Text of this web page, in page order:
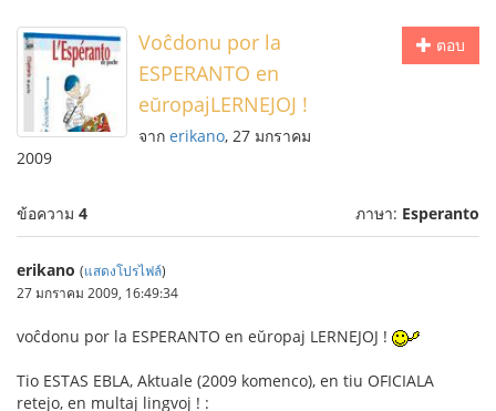
ตอบ
Voĉdonu por la
ESPERANTO en
eŭropajLERNEJOJ !
จาก erikano, 27 มกราคม
2009
ข้อความ 4 ภาษา: Esperanto
erikano (แสดงโปรไฟล์)
27 มกราคม 2009, 16:49:34
voĉdonu por la ESPERANTO en eŭropaj LERNEJOJ !
Tio ESTAS EBLA, Aktuale (2009 komenco), en tiu OFICIALA
retejo, en multaj lingvoj ! :